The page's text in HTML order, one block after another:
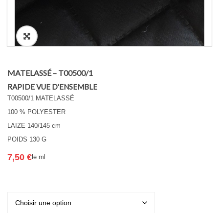
MATELASSÉ – T00500/1
RAPIDE VUE D'ENSEMBLE
T00500/1 MATELASSÉ
100 % POLYESTER
LAIZE 140/145 cm
POIDS 130 G
7,50 € le ml